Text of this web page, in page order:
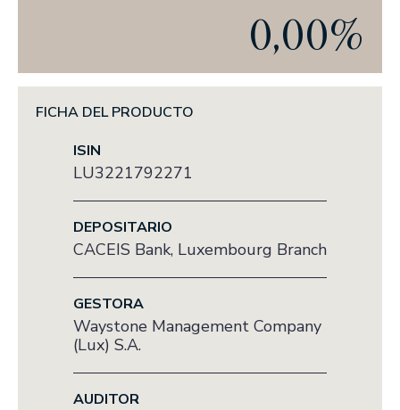
ANUNCIOS CORPORATIVOS
NUESTRO COMPROMISO
NUESTRAS POLÍTICAS
NUESTROS INFORMES
0,00%
FICHA DEL PRODUCTO
ISIN
LU3221792271
DEPOSITARIO
CACEIS Bank, Luxembourg Branch
GESTORA
Waystone Management Company
(Lux) S.A.
AUDITOR